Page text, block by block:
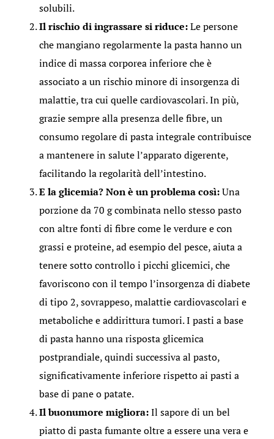
solubili.
Il rischio di ingrassare si riduce:Le persone
che mangiano regolarmente la pasta hanno un
indice di massa corporea inferiore che è
associato a un rischio minore di insorgenza di
malattie, tra cui quelle cardiovascolari. In più,
grazie sempre alla presenza delle fibre, un
consumo regolare di pasta integrale contribuisce
a mantenere in salute l’apparato digerente,
facilitando la regolarità dell’intestino.
E la glicemia? Non è un problema così:Una
porzione da 70 g combinata nello stesso pasto
con altre fonti di fibre come le verdure e con
grassi e proteine, ad esempio del pesce, aiuta a
tenere sotto controllo i picchi glicemici, che
favoriscono con il tempo l’insorgenza di diabete
di tipo 2, sovrappeso, malattie cardiovascolari e
metaboliche e addirittura tumori. I pasti a base
di pasta hanno una risposta glicemica
postprandiale, quindi successiva al pasto,
significativamente inferiore rispetto ai pasti a
base di pane o patate.
Il buonumore migliora:Il sapore di un bel
piatto di pasta fumante oltre a essere una vera e